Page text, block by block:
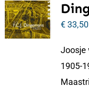
€33,50
Joosje
1905-